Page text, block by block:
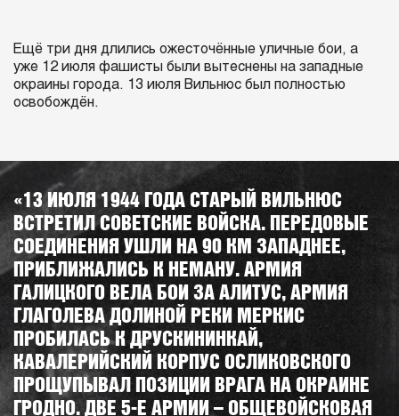
Ещё три дня длились ожесточённые уличные бои, а
уже 12 июля фашисты были вытеснены на западные
окраины города. 13 июля Вильнюс был полностью
освобождён.
«13 ИЮЛЯ 1944 ГОДА СТАРЫЙ ВИЛЬНЮС
ВСТРЕТИЛ СОВЕТСКИЕ ВОЙСКА. ПЕРЕДОВЫЕ
СОЕДИНЕНИЯ УШЛИ НА 90 КМ ЗАПАДНЕЕ,
ПРИБЛИЖАЛИСЬ К НЕМАНУ. АРМИЯ
ГАЛИЦКОГО ВЕЛА БОИ ЗА АЛИТУС, АРМИЯ
ГЛАГОЛЕВА ДОЛИНОЙ РЕКИ МЕРКИС
ПРОБИЛАСЬ К ДРУСКИНИНКАЙ,
КАВАЛЕРИЙСКИЙ КОРПУС ОСЛИКОВСКОГО
ПРОЩУПЫВАЛ ПОЗИЦИИ ВРАГА НА ОКРАИНЕ
ГРОДНО. ДВЕ 5-Е АРМИИ – ОБЩЕВОЙСКОВАЯ